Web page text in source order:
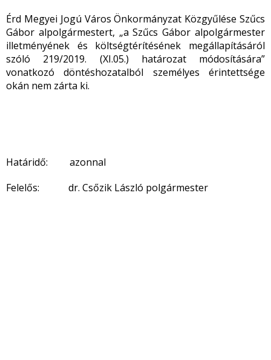
Érd Megyei Jogú Város Önkormányzat Közgyűlése Szűcs
Gábor alpolgármestert, „a Szűcs Gábor alpolgármester
illetményének és költségtérítésének megállapításáról
szóló 219/2019. (XI.05.) határozat módosítására”
vonatkozó döntéshozatalból személyes érintettsége
okán nem zárta ki.
Határidő: azonnal
Felelős: dr. Csőzik László polgármester